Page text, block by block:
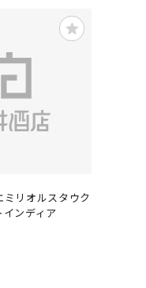
ミリオルスタウク
インディア